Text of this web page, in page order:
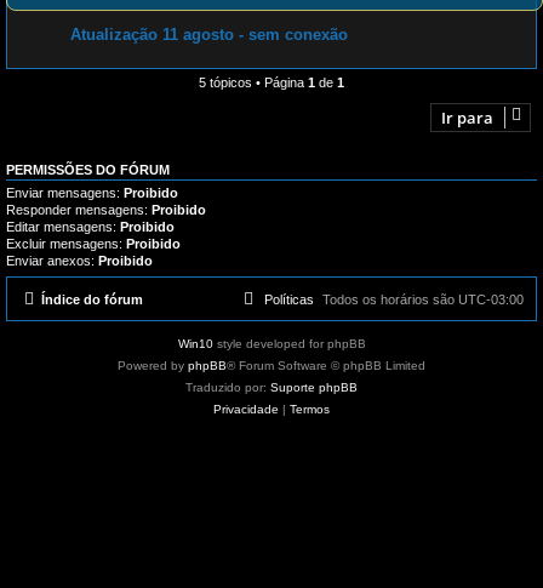
Atualização 11 agosto - sem conexão
5 tópicos • Página 1 de 1
Ir para
PERMISSÕES DO FÓRUM
Enviar mensagens: Proibido
Responder mensagens: Proibido
Editar mensagens: Proibido
Excluir mensagens: Proibido
Enviar anexos: Proibido
Índice do fórum Todos os horários são UTC-03:00
Políticas
Win10style developed for phpBB
Powered by phpBB® Forum Software © phpBB Limited
Traduzido por: Suporte phpBB
Privacidade | Termos